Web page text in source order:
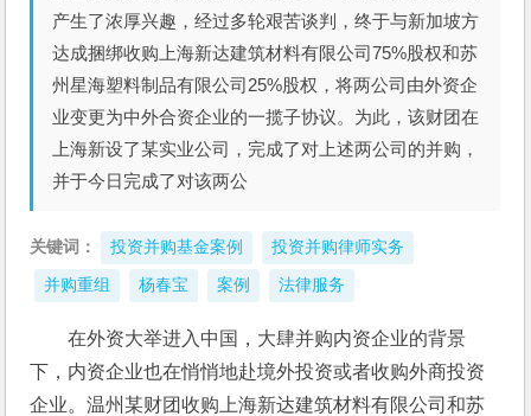
产生了浓厚兴趣，经过多轮艰苦谈判，终于与新加坡方
达成捆绑收购上海新达建筑材料有限公司75%股权和苏
州星海塑料制品有限公司25%股权，将两公司由外资企
业变更为中外合资企业的一揽子协议。为此，该财团在
上海新设了某实业公司，完成了对上述两公司的并购，
并于今日完成了对该两公
关键词： 投资并购基金案例 投资并购律师实务
并购重组 杨春宝 案例 法律服务
在外资大举进入中国，大肆并购内资企业的背景
下，内资企业也在悄悄地赴境外投资或者收购外商投资
企业。温州某财团收购上海新达建筑材料有限公司和苏